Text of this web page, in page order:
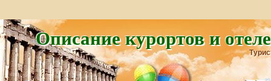
Описание курортов и